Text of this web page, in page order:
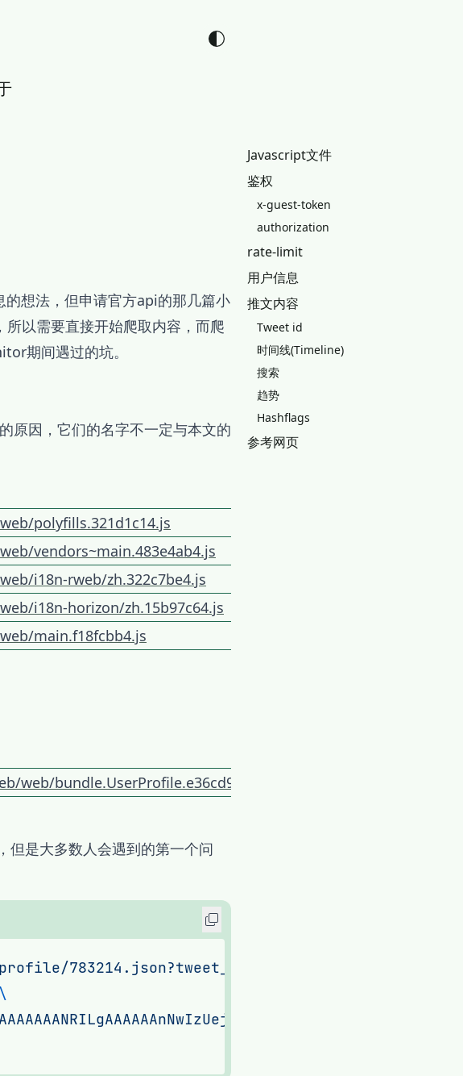
想法，但申请官方api的那几篇小
所以需要直接开始爬取内容，而爬
期间遇过的坑。
原因，它们的名字不一定与本文的
polyfills.321d1c14.js
vendors~main.483e4ab4.js
i18n-rweb/zh.322c7be4.js
i18n-horizon/zh.15b97c64.js
main.f18fcbb4.js
web/bundle.UserProfile.e36cd9b4.js
但是大多数人会遇到的第一个问
783214.json?tweet_mode=extended&count=20'
Javascript文件
鉴权
x-guest-token
authorization
rate-limit
用户信息
推文内容
Tweet id
时间线(Timeline)
搜索
趋势
Hashflags
参考网页